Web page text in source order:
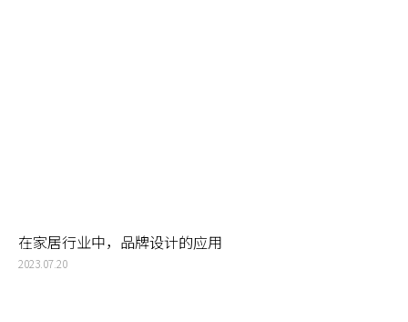
在家居行业中，品牌设计的应用
2023.07.20